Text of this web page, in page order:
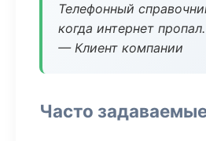
Телефонный
когда интернет пропал.
— Клиент компании
Часто